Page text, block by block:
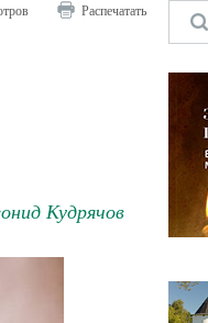
Распечатать
Кудрячов